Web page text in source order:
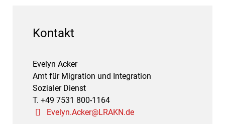
Kontakt
Evelyn Acker
Amt für Migration und Integration
Sozialer Dienst
T. +49 7531 800-1164
Evelyn.Acker@LRAKN.de